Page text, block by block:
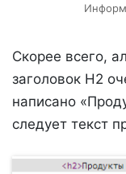
Скорее всего,
заголовок H2
написано
следует текст